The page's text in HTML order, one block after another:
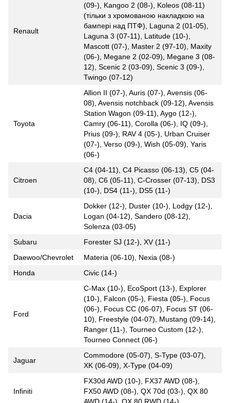
Renault
(09-), Kangoo 2 (08-), Koleos (08-11)
(тільки з хромованою накладкою на
бампері над ПТФ), Laguna 2 (01-05),
Laguna 3 (07-11), Latitude (10-),
Mascott (07-), Master 2 (97-10), Maxity
(06-), Megane 2 (02-09), Megane 3 (08-
12), Scenic 2 (03-09), Scenic 3 (09-),
Twingo (07-12)
Toyota
Allion II (07-), Auris (07-), Avensis (06-
08), Avensis notchback (09-12), Avensis
Station Wagon (09-11), Aygo (12-),
Camry (06-11), Corolla (06-), IQ (09-),
Prius (09-), RAV 4 (05-), Urban Cruiser
(07-), Verso (09-), Wish (05-09), Yaris
(06-)
Citroen
C4 (04-11), C4 Picasso (06-13), C5 (04-
08), C6 (05-11), C-Crosser (07-13), DS3
(10-), DS4 (11-), DS5 (11-)
Dacia
Dokker (12-), Duster (10-), Lodgy (12-),
Logan (04-12), Sandero (08-12),
Solenza (03-05)
Subaru
Forester SJ (12-), XV (11-)
Daewoo/Chevrolet
Materia (06-10), Nexia (08-)
Honda
Civic (14-)
Ford
C-Max (10-), EcoSport (13-), Explorer
(10-), Falcon (05-), Fiesta (05-), Focus
(06-), Focus CC (06-07), Focus ST (06-
10), Freestyle (04-07), Mustang (09-14),
Ranger (11-), Tourneo Custom (12-),
Tourneo Connect (06-)
Jaguar
Commodore (05-07), S-Type (03-07),
XK (06-09), X-Type (04-09)
Infiniti
FX30d AWD (10-), FX37 AWD (08-),
FX50 AWD (08-), QX 70d (03-), QX 80
AWD (14-), QX 80 RWD (14-)